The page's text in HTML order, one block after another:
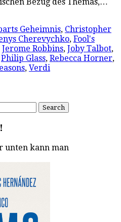
Geheimnis, Christopher
Cherevychko, Fool's
Jerome Robbins, Joby Talbot,
Philip Glass, Rebecca Horner,
, Verdi
unten kann man